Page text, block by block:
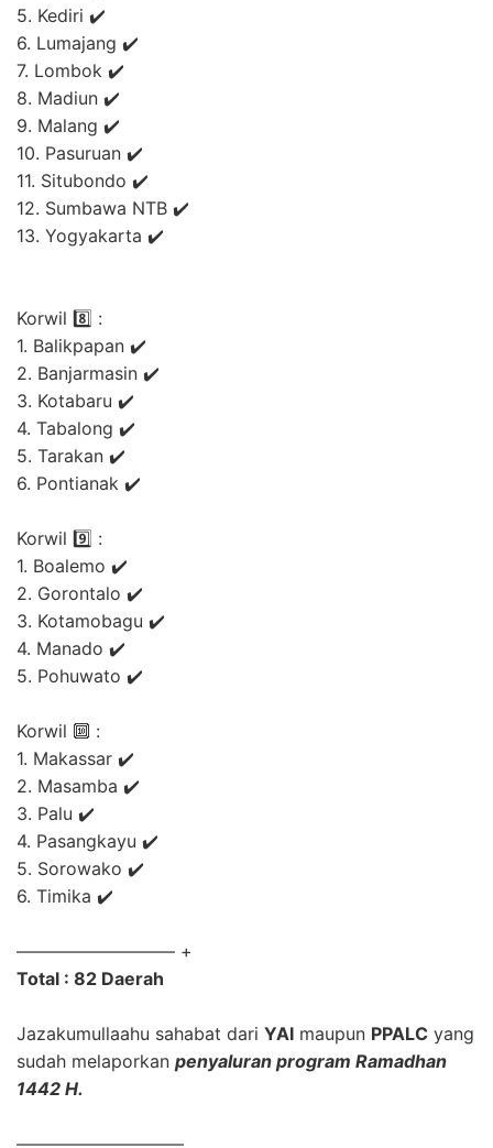
5. Kediri ✔️
6. Lumajang ✔️
7. Lombok ✔️
8. Madiun ✔️
9. Malang ✔️
10. Pasuruan ✔️
11. Situbondo ✔️
12. Sumbawa NTB ✔️
13. Yogyakarta ✔️
Korwil 8️⃣ :
1. Balikpapan ✔️
2. Banjarmasin ✔️
3. Kotabaru ✔️
4. Tabalong ✔️
5. Tarakan ✔️
6. Pontianak ✔️
Korwil 9️⃣ :
1. Boalemo ✔️
2. Gorontalo ✔️
3. Kotamobagu ✔️
4. Manado ✔️
5. Pohuwato ✔️
Korwil 🔟 :
1. Makassar ✔️
2. Masamba ✔️
3. Palu ✔️
4. Pasangkayu ✔️
5. Sorowako ✔️
6. Timika ✔️
————————— +
Total : 82 Daerah
Jazakumullaahu sahabat dari YAI maupun PPALC yang
sudah melaporkan penyaluran program Ramadhan
1442 H.
—————————–